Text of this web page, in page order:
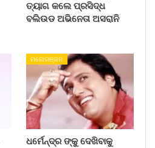
ତ୍ୟାଗ କଲେ ପ୍ରସିଦ୍ଧ
ବଲିଉଡ ଅଭିନେତା ଅସରାନି
ମନୋରଞ୍ଜନ
ଧର୍ମେନ୍ଦ୍ର ଙ୍କୁ ଦେଖିବାକୁ